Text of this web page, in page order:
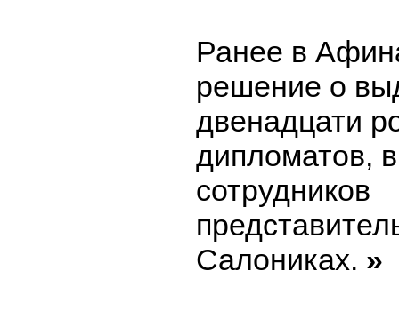
Ранее в
решение о
двенадцати
дипломатов,
сотрудников
Салониках. »